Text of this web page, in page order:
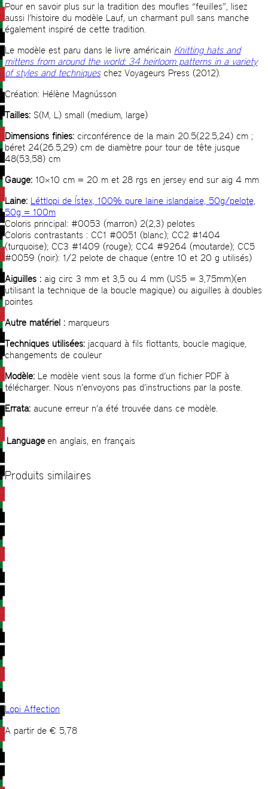
Pour en savoir plus sur la tradition des moufles “feuilles”, lisez
aussi l’histoire du modèle Lauf, un charmant pull sans manche
également inspiré de cette tradition.
Le modèle est paru dans le livre américain Knitting hats and
mittens from around the world: 34 heirloom patterns in a variety
of styles and techniqueschez Voyageurs Press (2012).
Création: Hélène Magnússon
Tailles: S(M, L) small (medium, large)
Dimensions finies: circonférence de la main 20.5(22.5,24) cm ;
béret 24(26.5,29) cm de diamètre pour tour de tête jusque
48(53,58) cm
Gauge: 10×10 cm = 20 m et 28 rgs en jersey end sur aig 4 mm
Laine: Léttlopi de Ístex, 100% pure laine islandaise, 50g/pelote,
50g = 100m
Coloris principal: #0053 (marron) 2(2,3) pelotes
Coloris contrastants : CC1 #0051 (blanc); CC2 #1404
(turquoise); CC3 #1409 (rouge); CC4 #9264 (moutarde); CC5
#0059 (noir): 1/2 pelote de chaque (entre 10 et 20 g utilisés)
Aiguilles : aig circ 3 mm et 3,5 ou 4 mm (US5 = 3,75mm)(en
utilisant la technique de la boucle magique) ou aiguilles à doubles
pointes
Autre matériel : marqueurs
Techniques utilisées: jacquard à fils flottants, boucle magique,
changements de couleur
Modèle: Le modèle vient sous la forme d’un fichier PDF à
télécharger. Nous n’envoyons pas d’instructions par la poste.
Errata: aucune erreur n’a été trouvée dans ce modèle.
Language en anglais, en français
Produits similaires
Lopi Affection
A partir de € 5,78